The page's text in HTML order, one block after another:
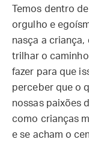
Temos dentro
orgulho e
nasça a criança,
trilhar o
fazer para que
perceber que o
nossas paixões
como crianças
e se acham o